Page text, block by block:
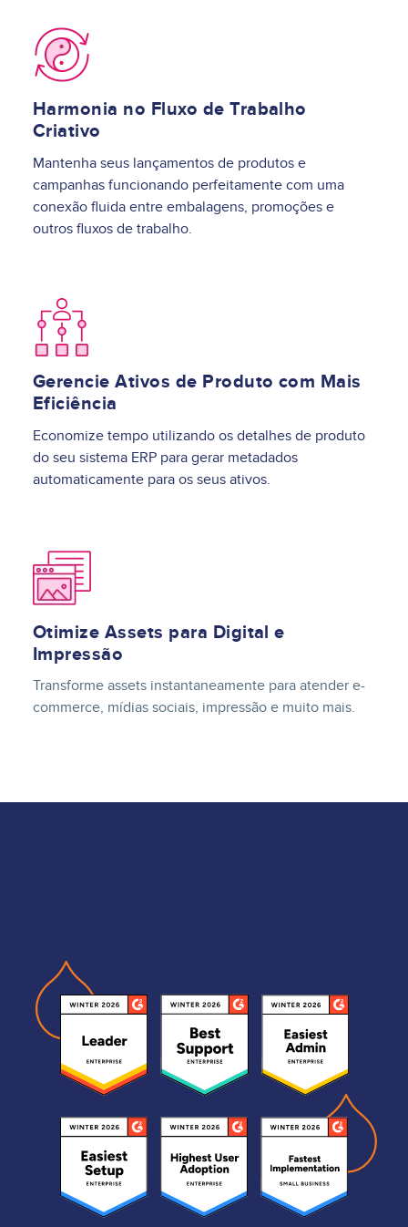
Image
Harmonia no Fluxo de Trabalho
Criativo
Mantenha seus lançamentos de produtos e
campanhas funcionando perfeitamente com uma
conexão fluida entre embalagens, promoções e
outros fluxos de trabalho.
Image
Gerencie Ativos de Produto com Mais
Eficiência
Economize tempo utilizando os detalhes de produto
do seu sistema ERP para gerar metadados
automaticamente para os seus ativos.
Image
Otimize Assets para Digital e
Impressão
Transforme assets instantaneamente para atender e-
commerce, mídias sociais, impressão e muito mais.